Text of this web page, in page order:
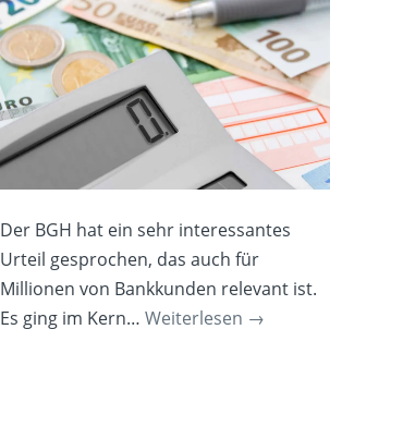
Der BGH hat ein sehr interessantes
Urteil gesprochen, das auch für
Millionen von Bankkunden relevant ist.
Es ging im Kern…Weiterlesen →